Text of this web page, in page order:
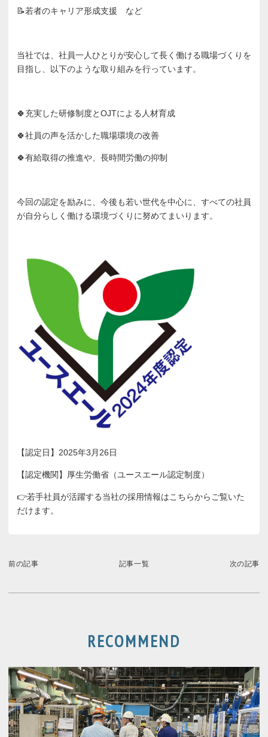
📝若者のキャリア形成支援 など
当社では、社員一人ひとりが安心して長く働ける職場づくりを
目指し、以下のような取り組みを行っています。
🍀充実した研修制度とOJTによる人材育成
🍀社員の声を活かした職場環境の改善
🍀有給取得の推進や、長時間労働の抑制
今回の認定を励みに、今後も若い世代を中心に、すべての社員
が自分らしく働ける環境づくりに努めてまいります。
【認定日】2025年3月26日
【認定機関】厚生労働省（ユースエール認定制度）
👉若手社員が活躍する当社の採用情報はこちらからご覧いた
だけます。
前の記事 記事一覧 次の記事
RECOMMEND